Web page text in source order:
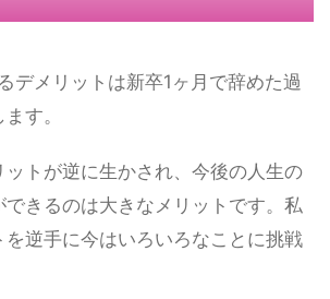
デメリットは新卒1ヶ月で辞めた過
す。
ットが逆に生かされ、今後の人生の
きるのは大きなメリットです。私
を逆手に今はいろいろなことに挑戦